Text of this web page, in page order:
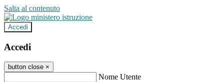
Salta al contenuto
Accedi
Accedi
button close ×
Nome Utente